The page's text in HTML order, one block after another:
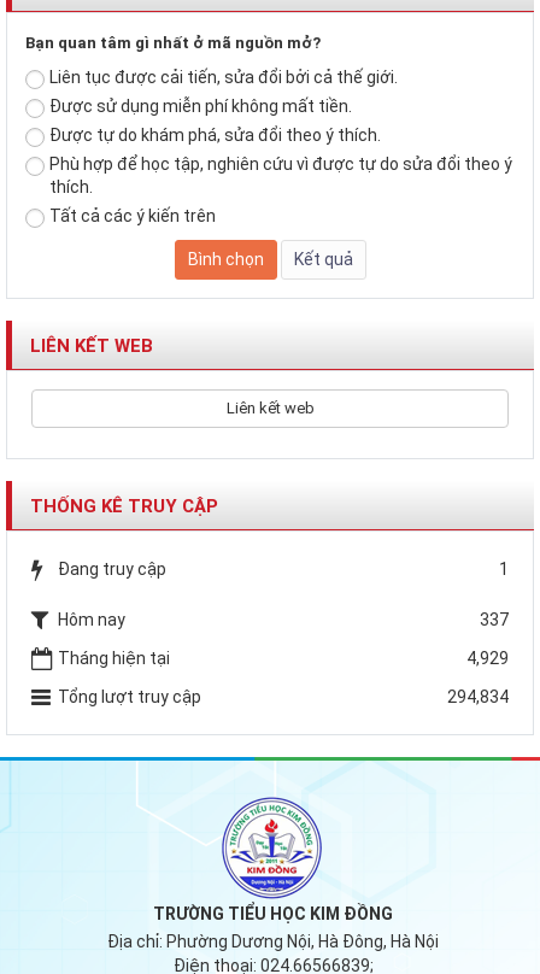
Bạn quan tâm gì nhất ở mã nguồn mở?
Liên tục được cải tiến, sửa đổi bởi cả thế giới.
Được sử dụng miễn phí không mất tiền.
Được tự do khám phá, sửa đổi theo ý thích.
Phù hợp để học tập, nghiên cứu vì được tự do sửa đổi theo ý
thích.
Tất cả các ý kiến trên
LIÊN KẾT WEB
Liên kết web
THỐNG KÊ TRUY CẬP
Đang truy cập 1
Hôm nay
337
Tháng hiện tại
4,929
Tổng lượt truy cập
294,834
TRƯỜNG TIỂU HỌC KIM ĐỒNG
Địa chỉ: Phường Dương Nội, Hà Đông, Hà Nội
Điện thoại: 024.66566839;